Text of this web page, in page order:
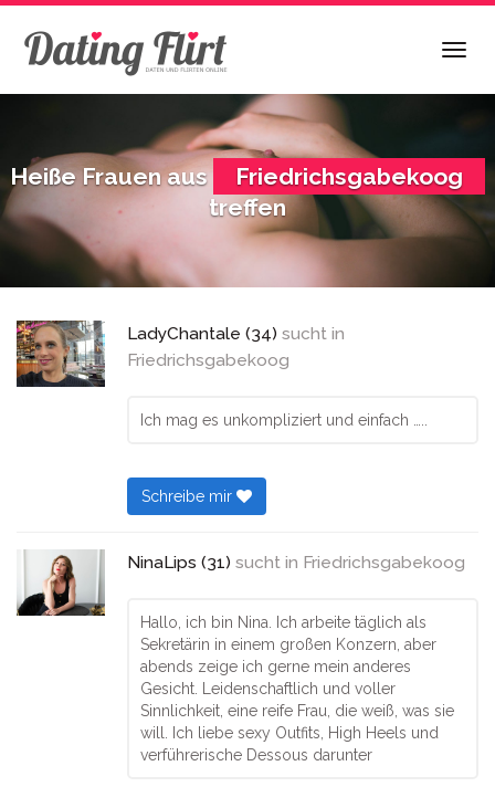
Skip
main
Heiße Frauen aus
Friedrichsgabekoog
treffen
LadyChantale (34) sucht in
Friedrichsgabekoog
Ich mag es unkompliziert und einfach …..
Schreibe mir
NinaLips (31) sucht in Friedrichsgabekoog
Hallo, ich bin Nina. Ich arbeite täglich als
Sekretärin in einem großen Konzern, aber
abends zeige ich gerne mein anderes
Gesicht. Leidenschaftlich und voller
Sinnlichkeit, eine reife Frau, die weiß, was sie
will. Ich liebe sexy Outfits, High Heels und
verführerische Dessous darunter